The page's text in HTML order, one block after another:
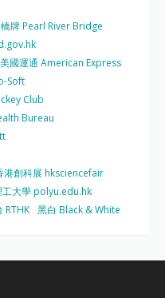
牌 Pearl River Bridge
美國運通 American Express
Soft
Club
Bureau
港創科展 hksciencefair
工大學 polyu.edu.hk
RTHK 黑白 Black & White